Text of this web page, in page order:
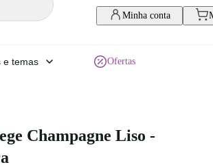
Minha conta
e temas Ofertas
Champagne Liso -